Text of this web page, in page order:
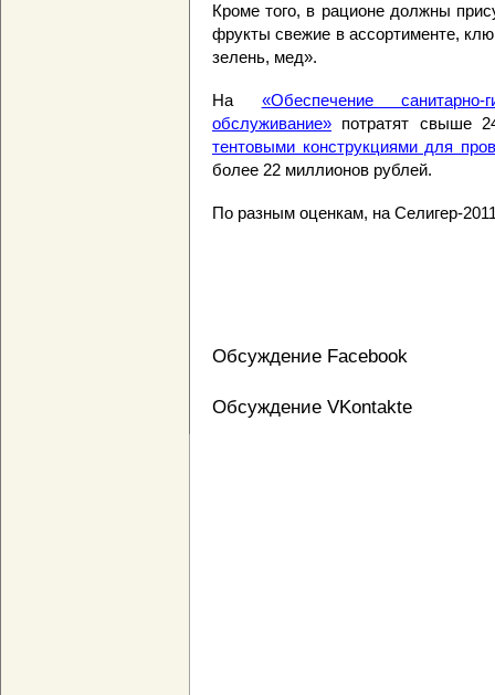
Кроме того, в рационе должны
фрукты свежие в ассортименте,
зелень, мед».
На «Обеспечение
обслуживание» потратят свыше
тентовыми конструкциями для
более 22 миллионов рублей.
По разным оценкам, на Селигер-
Обсуждение Facebook
Обсуждение VKontakte